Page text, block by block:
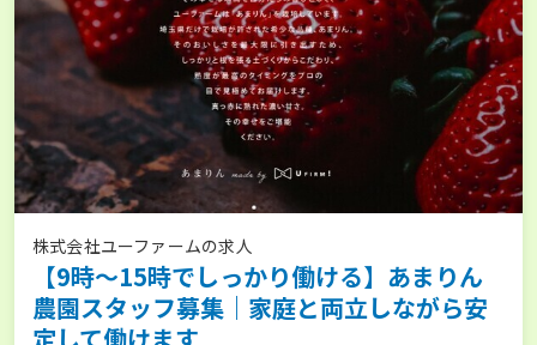
株式会社ユーファームの求人
【9時〜15時でしっかり働ける】あまりん
農園スタッフ募集｜家庭と両立しながら安